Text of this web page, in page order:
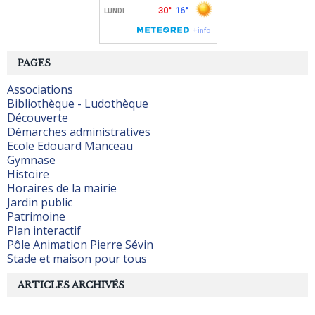
PAGES
Associations
Bibliothèque - Ludothèque
Découverte
Démarches administratives
Ecole Edouard Manceau
Gymnase
Histoire
Horaires de la mairie
Jardin public
Patrimoine
Plan interactif
Pôle Animation Pierre Sévin
Stade et maison pour tous
ARTICLES ARCHIVÉS